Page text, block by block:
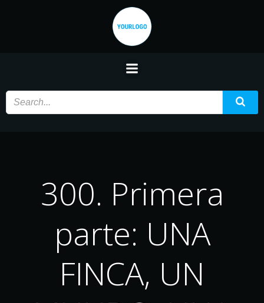
Saltar
contenido
300. Primera
parte: UNA
FINCA, UN